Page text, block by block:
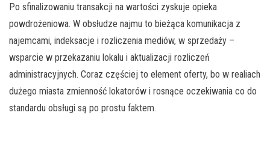
Po sfinalizowaniu transakcji na wartości zyskuje opieka
powdrożeniowa. W obsłudze najmu to bieżąca komunikacja z
najemcami, indeksacje i rozliczenia mediów, w sprzedaży –
wsparcie w przekazaniu lokalu i aktualizacji rozliczeń
administracyjnych. Coraz częściej to element oferty, bo w realiach
dużego miasta zmienność lokatorów i rosnące oczekiwania co do
standardu obsługi są po prostu faktem.